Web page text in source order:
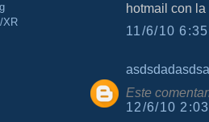
XR
hotmail con
11/6/10
Este
12/6/10